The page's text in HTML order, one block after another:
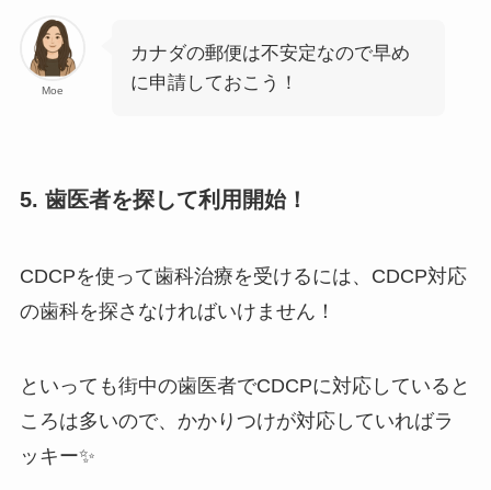
Moe
カナダの郵便は不安定なので早め
に申請しておこう！
5. 歯医者を探して利用開始！
CDCPを使って歯科治療を受けるには、CDCP対応
の歯科を探さなければいけません！
といっても街中の歯医者でCDCPに対応していると
ころは多いので、かかりつけが対応していればラ
ッキー✨